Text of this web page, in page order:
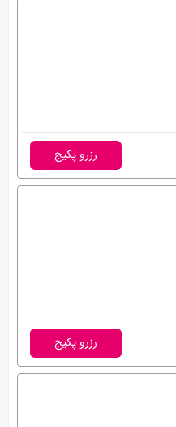
رزرو پکیج
رزرو پکیج